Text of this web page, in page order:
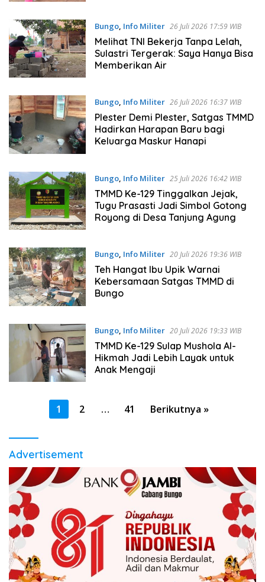
Bungo, Info Militer 26 Juli 2026 17:59 WIB
Melihat TNI Bekerja Tanpa Lelah,
Sulastri Tergerak: Saya Hanya Bisa
Memberikan Air
Bungo, Info Militer 26 Juli 2026 16:37 WIB
Plester Demi Plester, Satgas TMMD
Hadirkan Harapan Baru bagi
Keluarga Maskur Hanapi
Bungo, Info Militer 25 Juli 2026 16:42 WIB
TMMD Ke-129 Tinggalkan Jejak,
Tugu Prasasti Jadi Simbol Gotong
Royong di Desa Tanjung Agung
Bungo, Info Militer 20 Juli 2026 19:36 WIB
Teh Hangat Ibu Upik Warnai
Kebersamaan Satgas TMMD di
Bungo
Bungo, Info Militer 20 Juli 2026 19:33 WIB
TMMD Ke-129 Sulap Mushola Al-
Hikmah Jadi Lebih Layak untuk
Anak Mengaji
Paginasi
1 2 … 41 Berikutnya »
Advertisement